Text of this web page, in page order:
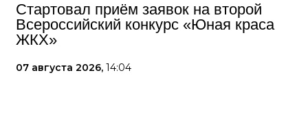
Стартовал приём заявок на второй
Всероссийский конкурс «Юная краса
ЖКХ»
07 августа 2026, 14:04